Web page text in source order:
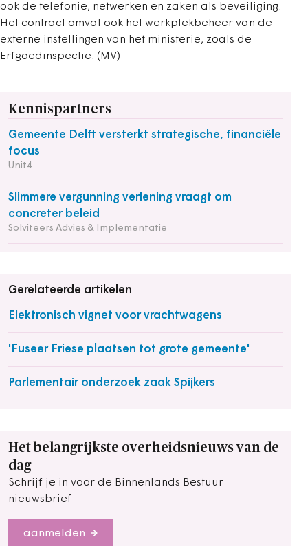
ook de telefonie, netwerken en zaken als beveiliging.
Het contract omvat ook het werkplekbeheer van de
externe instellingen van het ministerie, zoals de
Erfgoedinspectie. (MV)
Kennispartners
Gemeente Delft versterkt strategische, financiële
focus
Unit4
Slimmere vergunning verlening vraagt om
concreter beleid
Solviteers Advies & Implementatie
Gerelateerde artikelen
Elektronisch vignet voor vrachtwagens
'Fuseer Friese plaatsen tot grote gemeente'
Parlementair onderzoek zaak Spijkers
Het belangrijkste overheidsnieuws van de
dag
Schrijf je in voor de Binnenlands Bestuur
nieuwsbrief
aanmelden